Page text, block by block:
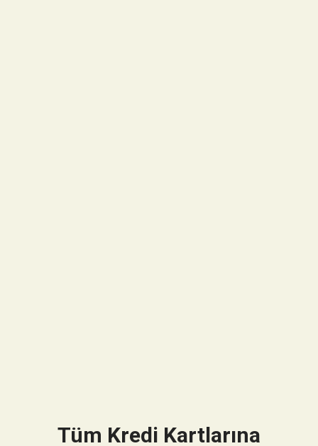
Tüm Kredi Kartlarına